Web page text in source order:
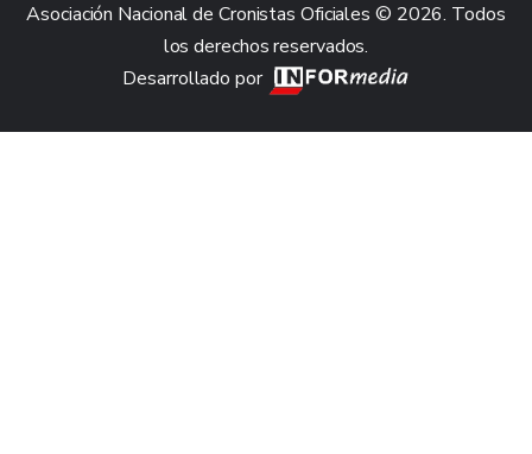
Asociación Nacional de Cronistas Oficiales © 2026. Todos
los derechos reservados.
Desarrollado por